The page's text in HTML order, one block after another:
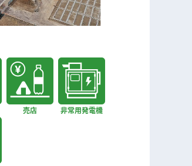
売店 非常用発電機